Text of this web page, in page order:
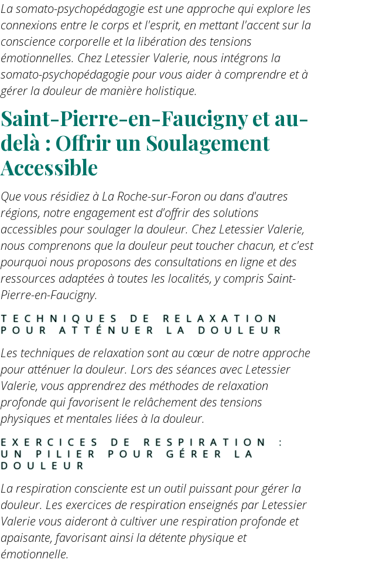
La somato-psychopédagogie est une approche qui explore les
connexions entre le corps et l'esprit, en mettant l'accent sur la
conscience corporelle et la libération des tensions
émotionnelles. Chez Letessier Valerie, nous intégrons la
somato-psychopédagogie pour vous aider à comprendre et à
gérer la douleur de manière holistique.
Saint-Pierre-en-Faucigny et au-
delà : Offrir un Soulagement
Accessible
Que vous résidiez à La Roche-sur-Foron ou dans d'autres
régions, notre engagement est d'offrir des solutions
accessibles pour soulager la douleur. Chez Letessier Valerie,
nous comprenons que la douleur peut toucher chacun, et c'est
pourquoi nous proposons des consultations en ligne et des
ressources adaptées à toutes les localités, y compris Saint-
Pierre-en-Faucigny.
TECHNIQUES DE RELAXATION
POUR ATTÉNUER LA DOULEUR
Les techniques de relaxation sont au cœur de notre approche
pour atténuer la douleur. Lors des séances avec Letessier
Valerie, vous apprendrez des méthodes de relaxation
profonde qui favorisent le relâchement des tensions
physiques et mentales liées à la douleur.
EXERCICES DE RESPIRATION :
UN PILIER POUR GÉRER LA
DOULEUR
La respiration consciente est un outil puissant pour gérer la
douleur. Les exercices de respiration enseignés par Letessier
Valerie vous aideront à cultiver une respiration profonde et
apaisante, favorisant ainsi la détente physique et
émotionnelle.